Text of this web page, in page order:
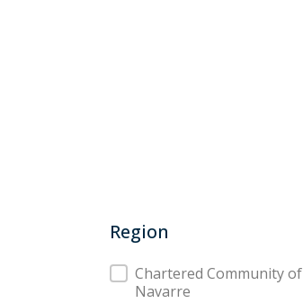
Region
Region
Chartered Community of
Navarre